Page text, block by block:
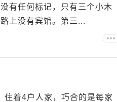
有任何标记，只有三个小木
上没有宾馆。第三...
住着4户人家，巧合的是每家